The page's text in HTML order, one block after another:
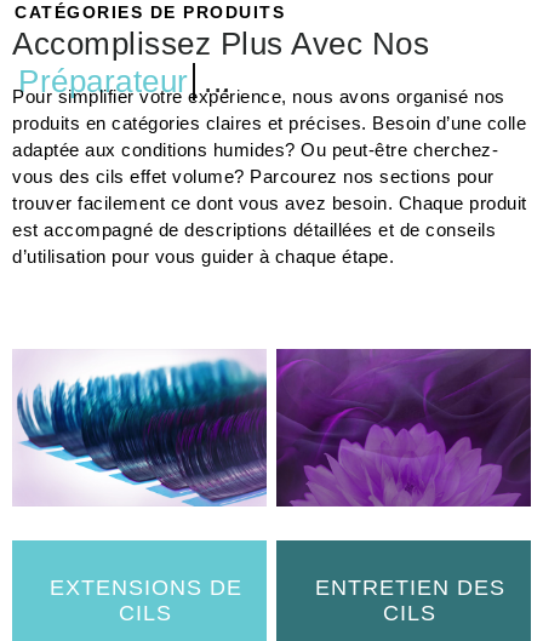
CATÉGORIES DE PRODUITS
Accomplissez Plus Avec Nos
Préparateur ...
Pour simplifier votre expérience, nous avons organisé nos
produits en catégories claires et précises. Besoin d’une colle
adaptée aux conditions humides? Ou peut-être cherchez-
vous des cils effet volume? Parcourez nos sections pour
trouver facilement ce dont vous avez besoin. Chaque produit
est accompagné de descriptions détaillées et de conseils
d’utilisation pour vous guider à chaque étape.
EXTENSIONS DE
CILS
ENTRETIEN DES
CILS